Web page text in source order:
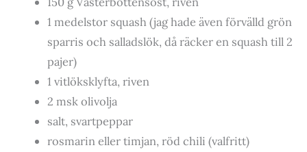
1 medelstor squash (jag hade även förvälld grön
sparris och salladslök, då räcker en squash till 2
pajer)
1 vitlöksklyfta, riven
2 msk olivolja
salt, svartpeppar
rosmarin eller timjan, röd chili (valfritt)